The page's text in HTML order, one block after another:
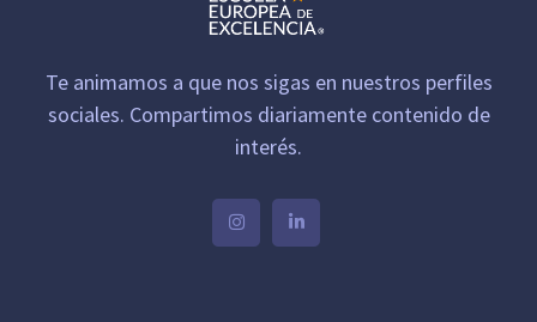
Te animamos a que nos sigas en nuestros perfiles
sociales. Compartimos diariamente contenido de
interés.